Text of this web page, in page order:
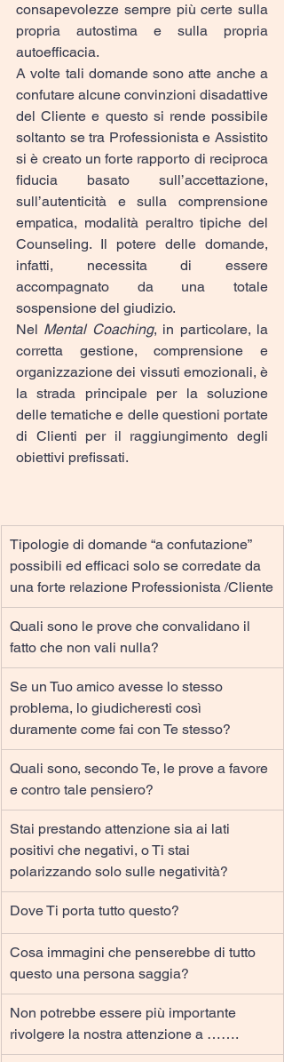
consapevolezze sempre più certe sulla
propria autostima e sulla propria
autoefficacia.
A volte tali domande sono atte anche a
confutare alcune convinzioni disadattive
del Cliente e questo si rende possibile
soltanto se tra Professionista e Assistito
si è creato un forte rapporto di reciproca
fiducia basato sull’accettazione,
sull’autenticità e sulla comprensione
empatica, modalità peraltro tipiche del
Counseling. Il potere delle domande,
infatti, necessita di essere
accompagnato da una totale
sospensione del giudizio.
Nel Mental Coaching, in particolare, la
corretta gestione, comprensione e
organizzazione dei vissuti emozionali, è
la strada principale per la soluzione
delle tematiche e delle questioni portate
di Clienti per il raggiungimento degli
obiettivi prefissati.
Tipologie di domande “a confutazione”
possibili ed efficaci solo se corredate da
una forte relazione Professionista /Cliente
Quali sono le prove che convalidano il
fatto che non vali nulla?
Se un Tuo amico avesse lo stesso
problema, lo giudicheresti così
duramente come fai con Te stesso?
Quali sono, secondo Te, le prove a favore
e contro tale pensiero?
Stai prestando attenzione sia ai lati
positivi che negativi, o Ti stai
polarizzando solo sulle negatività?
Dove Ti porta tutto questo?
Cosa immagini che penserebbe di tutto
questo una persona saggia?
Non potrebbe essere più importante
rivolgere la nostra attenzione a …….